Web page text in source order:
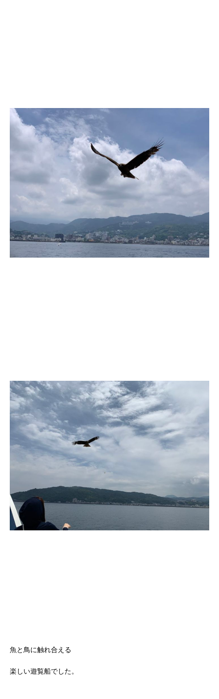
魚と鳥に触れ合える
楽しい遊覧船でした。